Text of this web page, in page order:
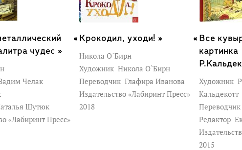
чудес »
Челак
Шутюк
«Лабиринт Пресс»
Крокодил, уходи! »
Никола О`Бирн
Художник Никола О`Бирн
Переводчик Глафира Иванова
Издательство «Лабиринт Пресс»
2018
Все
картинка
Художник
Кальдекотт
Переводчик
Редактор
2015